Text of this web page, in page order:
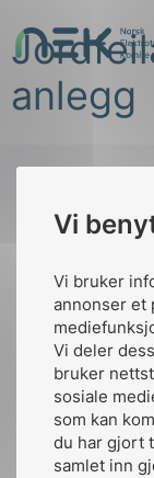
Vi
Vi bruker
annonser et
Vi deler
bruker
sosiale
som kan
du har gjort
samlet inn
innhold
NEK
Søk
anlegg
Kontakt oss
Ansatte
Kontakt